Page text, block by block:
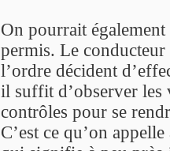
On pourrait
permis. Le conducteur
l’ordre décident
il suffit d’observer les
contrôles pour se
C’est ce qu’on